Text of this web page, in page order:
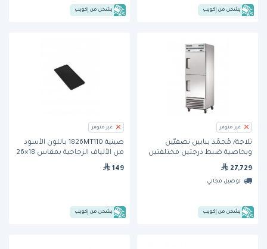
يشحن من إكويب يشحن من إكويب
غير متوفر
ثلاجة/ مُجمِّد ببابين نصفيَّيْن
وبخاصية ضبط درجتين مختلفتين
من الحرارة وتعمل بمبرد
هيدروكربوني (T-23DT-HC) من ترو
27,729
توصيل مجاني
يشحن من إكويب
غير متوفر
صينية 1826MT110 باللون الأسود
من الألياف الزجاجية بمقاس 18×26
بوصة من كامبرو
149
يشحن من إكويب